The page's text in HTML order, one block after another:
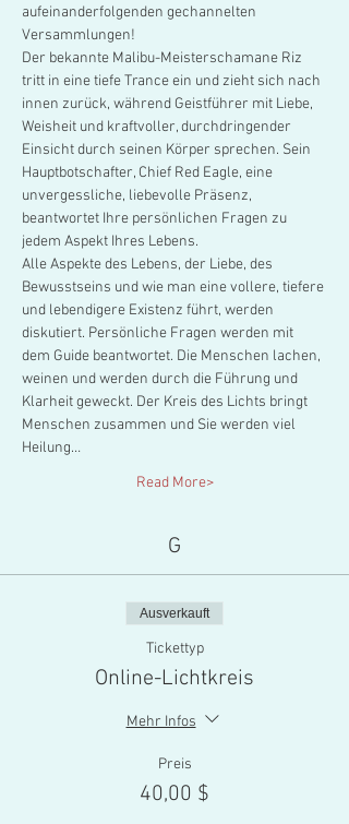
aufeinanderfolgenden gechannelten
Versammlungen!
Der bekannte Malibu-Meisterschamane Riz
tritt in eine tiefe Trance ein und zieht sich nach
innen zurück, während Geistführer mit Liebe,
Weisheit und kraftvoller, durchdringender
Einsicht durch seinen Körper sprechen. Sein
Hauptbotschafter, Chief Red Eagle, eine
unvergessliche, liebevolle Präsenz,
beantwortet Ihre persönlichen Fragen zu
jedem Aspekt Ihres Lebens.
Alle Aspekte des Lebens, der Liebe, des
Bewusstseins und wie man eine vollere, tiefere
und lebendigere Existenz führt, werden
diskutiert. Persönliche Fragen werden mit
dem Guide beantwortet. Die Menschen lachen,
weinen und werden durch die Führung und
Klarheit geweckt. Der Kreis des Lichts bringt
Menschen zusammen und Sie werden viel
Heilung…
Read More>
G
Ausverkauft
Tickettyp
Online-Lichtkreis
Mehr Infos
Preis
40,00 $